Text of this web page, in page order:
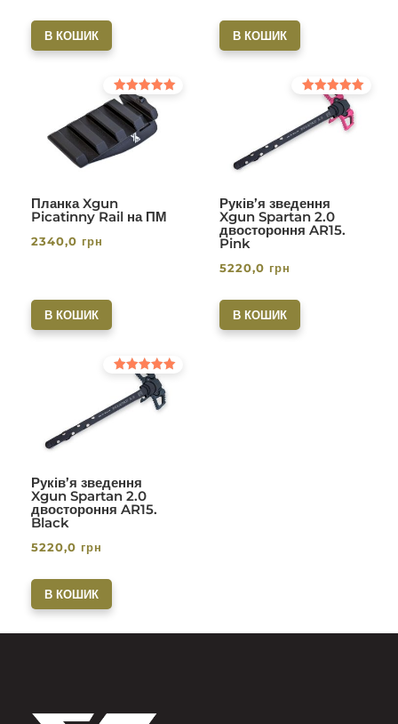
В КОШИК В КОШИК
Планка Xgun
Picatinny Rail на ПМ
Оцінено в
5.00
з 5
2340,0 грн
В КОШИК
Руків’я зведення
Xgun Spartan 2.0
двостороння AR15.
Pink
Оцінено в
з 5
5220,0 грн
В КОШИК
Руків’я зведення
Xgun Spartan 2.0
двостороння AR15.
Black
Оцінено в
з 5
5220,0 грн
В КОШИК